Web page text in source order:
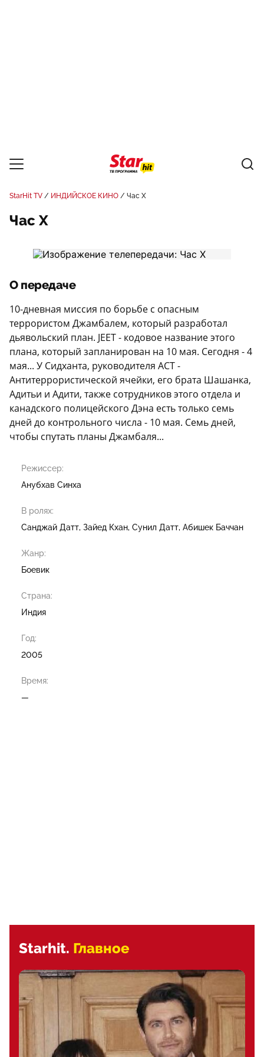
StarHit TV ИНДИЙСКОЕ КИНО Час X
Час X
О передаче
10-дневная миссия по борьбе с опасным
террористом Джамбалем, который разработал
дьявольский план. JEET - кодовое название этого
плана, который запланирован на 10 мая. Сегодня - 4
мая... У Сидханта, руководителя ACT -
Антитеррористической ячейки, его брата Шашанка,
Адитьи и Адити, также сотрудников этого отдела и
канадского полицейского Дэна есть только семь
дней до контрольного числа - 10 мая. Семь дней,
чтобы спутать планы Джамбаля...
Режиссер:
Анубхав Синха
В ролях:
Санджай Датт Зайед Кхан Сунил Датт Абишек Баччан
Жанр:
Боевик
Страна:
Индия
Год:
2005
Время:
—
Starhit. Главное